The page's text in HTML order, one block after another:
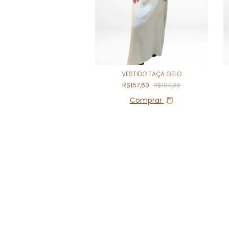
VESTIDO TAÇA GELO
R$157,60 R$197,00
Comprar